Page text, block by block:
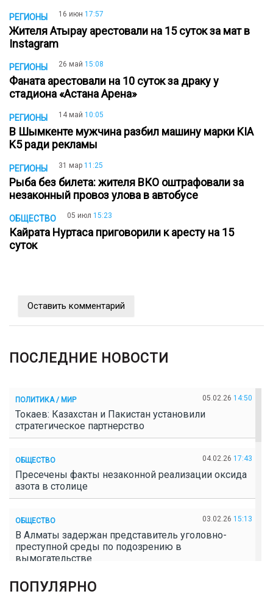
РЕГИОНЫ 16 июн 17:57
Жителя Атырау арестовали на 15 суток за мат в
Instagram
РЕГИОНЫ 26 май 15:08
Фаната арестовали на 10 суток за драку у
стадиона «Астана Арена»
РЕГИОНЫ 14 май 10:05
В Шымкенте мужчина разбил машину марки KIA
K5 ради рекламы
РЕГИОНЫ 31 мар 11:25
Рыба без билета: жителя ВКО оштрафовали за
незаконный провоз улова в автобусе
ОБЩЕСТВО 05 июл 15:23
Кайрата Нуртаса приговорили к аресту на 15
суток
Оставить комментарий
ПОСЛЕДНИЕ НОВОСТИ
ПОЛИТИКА / МИР 05.02.26 14:50
Токаев: Казахстан и Пакистан установили
стратегическое партнерство
ОБЩЕСТВО 04.02.26 17:43
Пресечены факты незаконной реализации оксида
азота в столице
ОБЩЕСТВО 03.02.26 15:13
В Алматы задержан представитель уголовно-
преступной среды по подозрению в
вымогательстве
ПОПУЛЯРНО